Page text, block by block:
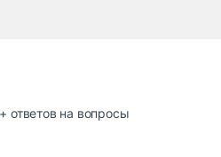
ответов на вопросы